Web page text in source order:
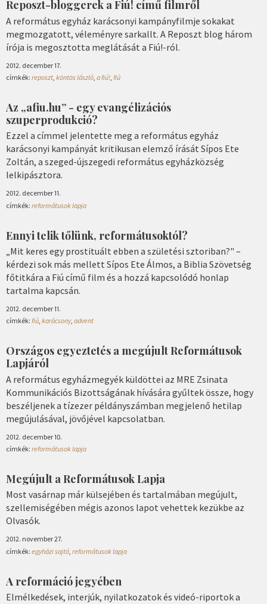
Reposzt-bloggerek a Fiú! című filmről
A református egyház karácsonyi kampányfilmje sokakat
megmozgatott, véleményre sarkallt. A Reposzt blog három
írója is megosztotta meglátását a Fiú!-ról.
2012. december 17.
címkék: reposzt köntös lászló a fiú! fiú
Az „afiu.hu” - egy evangélizációs
szuperprodukció?
Ezzel a címmel jelentette meg a református egyház
karácsonyi kampányát kritikusan elemző írását Sípos Ete
Zoltán, a szeged-újszegedi református egyházközség
lelkipásztora.
2012. december 11.
címkék: reformátusok lapja
Ennyi telik tőlünk, reformátusoktól?
„Mit keres egy prostituált ebben a születési sztoriban?" –
kérdezi sok más mellett Sípos Ete Álmos, a Biblia Szövetség
főtitkára a Fiú című film és a hozzá kapcsolódó honlap
tartalma kapcsán.
2012. december 11.
címkék: fiú, karácsony, advent
Országos egyeztetés a megújult Reformátusok
Lapjáról
A református egyházmegyék küldöttei az MRE Zsinata
Kommunikációs Bizottságának hívására gyűltek össze, hogy
beszéljenek a tízezer példányszámban megjelenő hetilap
megújulásával, jövőjével kapcsolatban.
2012. december 10.
címkék: reformátusok lapja
Megújult a Reformátusok Lapja
Most vasárnap már külsejében és tartalmában megújult,
szellemiségében mégis azonos lapot vehettek kezükbe az
Olvasók.
2012. november 27.
címkék: egyházi sajtó reformátusok lapja
A reformáció jegyében
Elmélkedések, interjúk, nyilatkozatok és videó-riportok a